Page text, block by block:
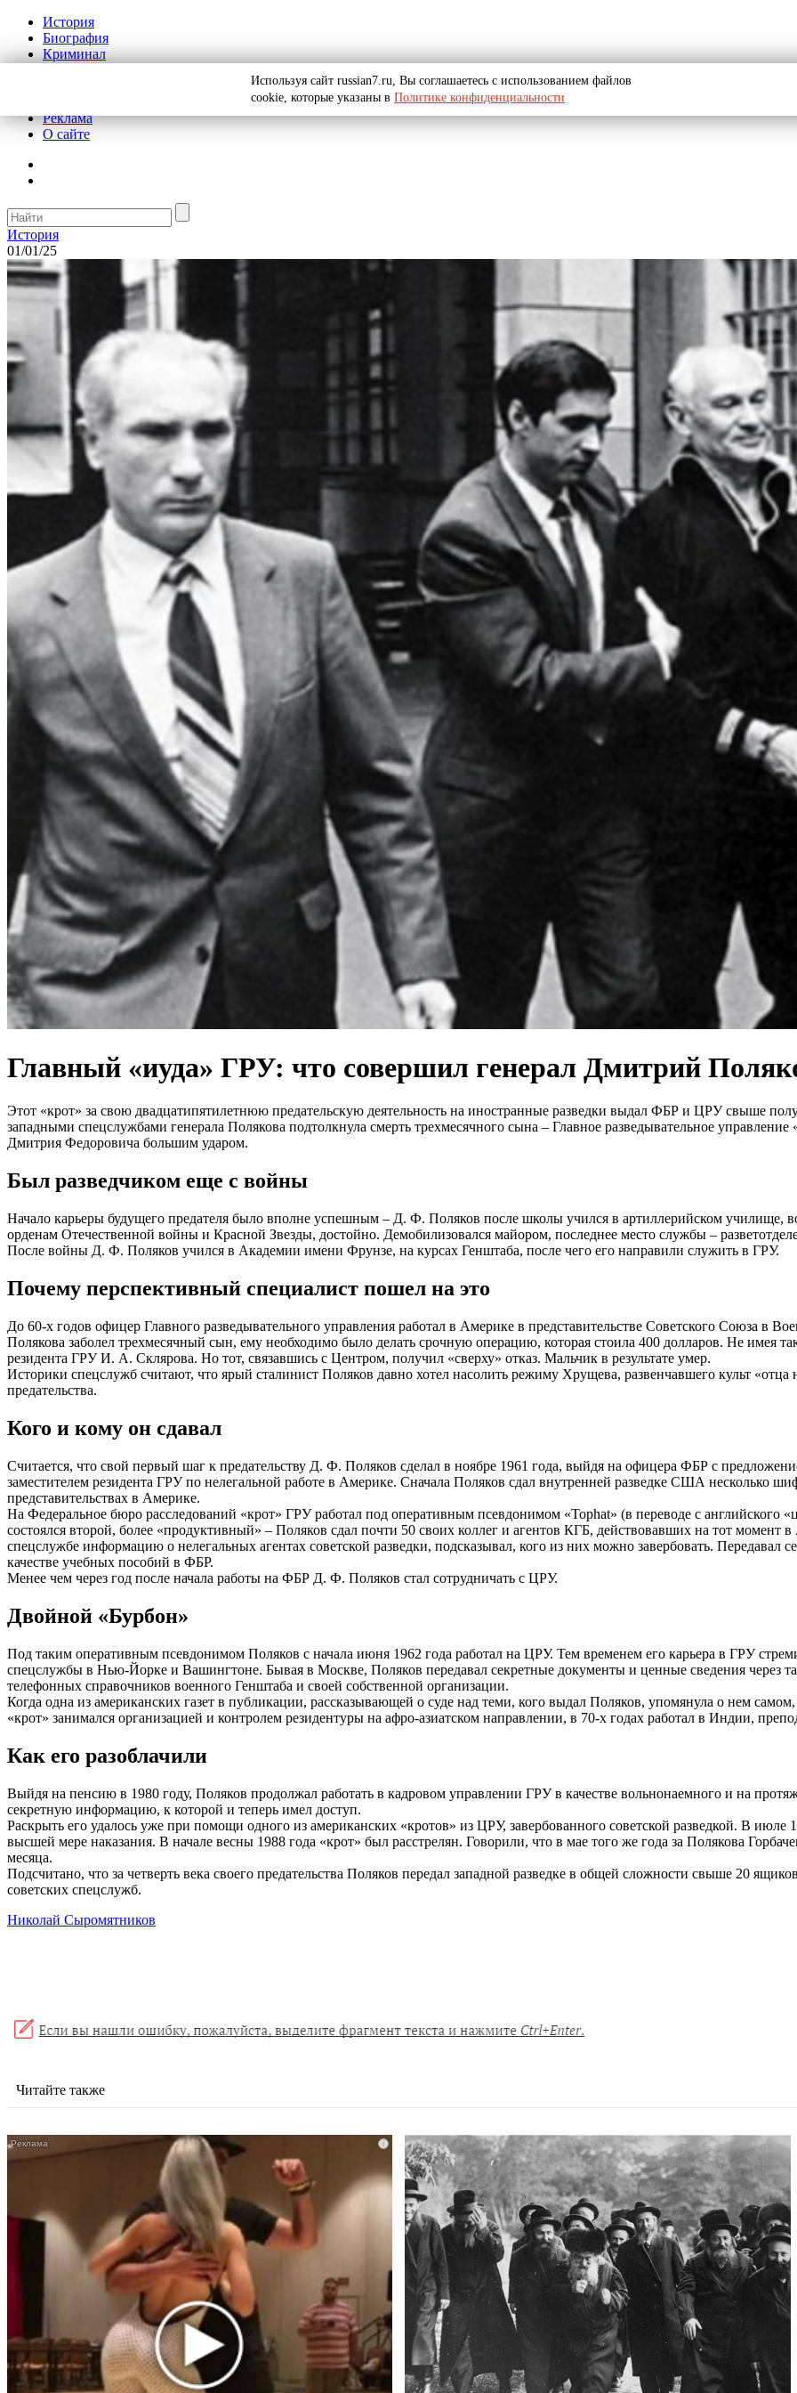
История
Биография
Криминал
Реклама
О сайте
История
01/01/25
Главный «иуда» ГРУ: что совершил генерал Дмитрий
Этот «крот» за свою двадцатипятилетнюю предательскую деятельность на иностранные разведки выдал ФБР и ЦРУ свыше
западными спецслужбами генерала Полякова подтолкнула смерть трехмесячного сына – Главное разведывательное
Дмитрия Федоровича большим ударом.
Был разведчиком еще с войны
Начало карьеры будущего предателя было вполне успешным – Д. Ф. Поляков после школы учился в артиллерийском училище,
орденам Отечественной войны и Красной Звезды, достойно. Демобилизовался майором, последнее место службы –
После войны Д. Ф. Поляков учился в Академии имени Фрунзе, на курсах Генштаба, после чего его направили служить в ГРУ.
Почему перспективный специалист пошел на это
До 60-х годов офицер Главного разведывательного управления работал в Америке в представительстве Советского Союза
Полякова заболел трехмесячный сын, ему необходимо было делать срочную операцию, которая стоила 400 долларов. Не имея
резидента ГРУ И. А. Склярова. Но тот, связавшись с Центром, получил «сверху» отказ. Мальчик в результате умер.
Историки спецслужб считают, что ярый сталинист Поляков давно хотел насолить режиму Хрущева, развенчавшего культ «отца
предательства.
Кого и кому он сдавал
Считается, что свой первый шаг к предательству Д. Ф. Поляков сделал в ноябре 1961 года, выйдя на офицера ФБР с
заместителем резидента ГРУ по нелегальной работе в Америке. Сначала Поляков сдал внутренней разведке США несколько
представительствах в Америке.
На Федеральное бюро расследований «крот» ГРУ работал под оперативным псевдонимом «Tophat» (в переводе с английского
состоялся второй, более «продуктивный» – Поляков сдал почти 50 своих коллег и агентов КГБ, действовавших на тот момент
спецслужбе информацию о нелегальных агентах советской разведки, подсказывал, кого из них можно завербовать. Передавал
качестве учебных пособий в ФБР.
Менее чем через год после начала работы на ФБР Д. Ф. Поляков стал сотрудничать с ЦРУ.
Двойной «Бурбон»
Под таким оперативным псевдонимом Поляков с начала июня 1962 года работал на ЦРУ. Тем временем его карьера в ГРУ
спецслужбы в Нью-Йорке и Вашингтоне. Бывая в Москве, Поляков передавал секретные документы и ценные сведения через
телефонных справочников военного Генштаба и своей собственной организации.
Когда одна из американских газет в публикации, рассказывающей о суде над теми, кого выдал Поляков, упомянула о нем
«крот» занимался организацией и контролем резидентуры на афро-азиатском направлении, в 70-х годах работал в Индии,
Как его разоблачили
Выйдя на пенсию в 1980 году, Поляков продолжал работать в кадровом управлении ГРУ в качестве вольнонаемного и на
секретную информацию, к которой и теперь имел доступ.
Раскрыть его удалось уже при помощи одного из американских «кротов» из ЦРУ, завербованного советской разведкой. В июле
высшей мере наказания. В начале весны 1988 года «крот» был расстрелян. Говорили, что в мае того же года за Полякова
месяца.
Подсчитано, что за четверть века своего предательства Поляков передал западной разведке в общей сложности свыше 20
советских спецслужб.
Николай Сыромятников
Читайте также
i
Используя сайт russian7.ru, Вы соглашаетесь с использованием файлов
cookie, которые указаны в Политике конфиденциальности